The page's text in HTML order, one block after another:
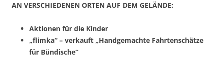
AN VERSCHIEDENEN ORTEN AUF DEM GELÄNDE:
Aktionen für die Kinder
„flimka“ – verkauft „Handgemachte Fahrtenschätze
für Bündische“